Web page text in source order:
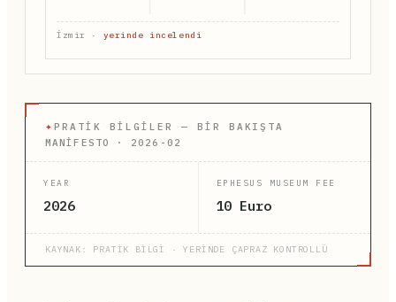
İzmir · yerinde incelendi
✦ PRATIK BILGILER — BIR BAKIŞTA
MANİFESTO · 2026-02
YEAR
2026
EPHESUS MUSEUM FEE
10 Euro
KAYNAK: PRATİK BİLGİ · YERİNDE ÇAPRAZ KONTROLLÜ